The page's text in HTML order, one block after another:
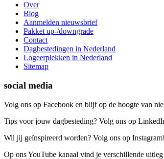
Over
Blog
Aanmelden nieuwsbrief
Pakket up-/downgrade
Contact
Dagbestedingen in Nederland
Logeerplekken in Nederland
Sitemap
social media
Volg ons op Facebook en blijf op de hoogte van
Tips voor jouw dagbesteding? Volg ons op
Wil jij geïnspireerd worden? Volg ons op Instagram!
Op ons YouTube kanaal vind je verschillende